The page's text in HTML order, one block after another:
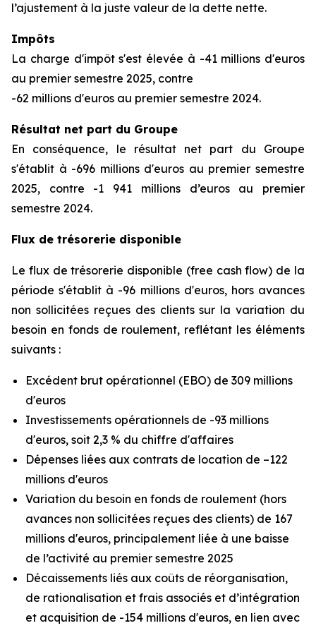
l’ajustement à la juste valeur de la dette nette.
Impôts
La charge d'impôt s'est élevée à -41 millions d'euros
au premier semestre 2025, contre
-62 millions d'euros au premier semestre 2024.
Résultat net part du Groupe
En conséquence, le résultat net part du Groupe
s'établit à -696 millions d'euros au premier semestre
2025, contre -1 941 millions d’euros au premier
semestre 2024.
Flux de trésorerie disponible
Le flux de trésorerie disponible (free cash flow) de la
période s'établit à -96 millions d'euros, hors avances
non sollicitées reçues des clients sur la variation du
besoin en fonds de roulement, reflétant les éléments
suivants :
Excédent brut opérationnel (EBO) de 309 millions
d'euros
Investissements opérationnels de -93 millions
d'euros, soit 2,3 % du chiffre d'affaires
Dépenses liées aux contrats de location de –122
millions d'euros
Variation du besoin en fonds de roulement (hors
avances non sollicitées reçues des clients) de 167
millions d'euros, principalement liée à une baisse
de l’activité au premier semestre 2025
Décaissements liés aux coûts de réorganisation,
de rationalisation et frais associés et d’intégration
et acquisition de -154 millions d'euros, en lien avec